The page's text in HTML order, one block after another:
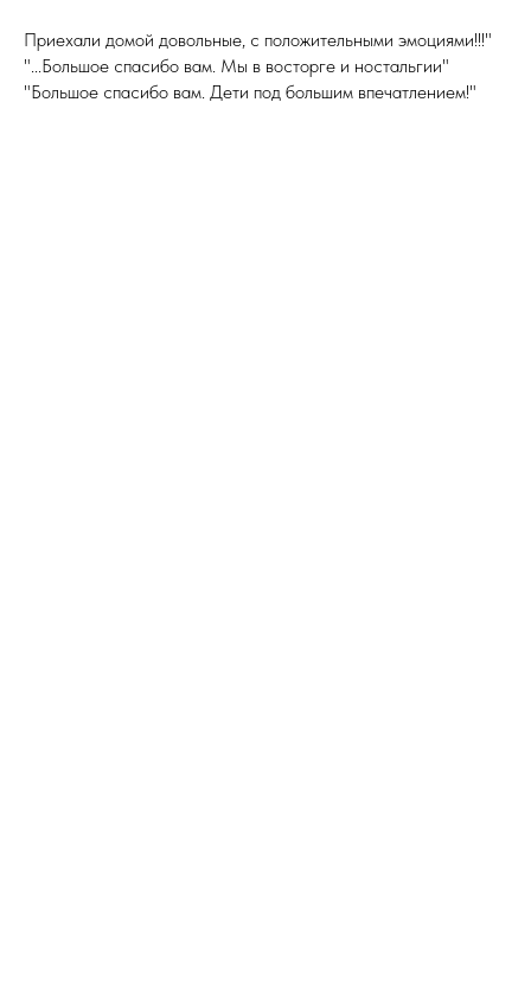
Приехали домой довольные, с положительными эмоциями!!!"
"...Большое спасибо вам. Мы в восторге и ностальгии"
"Большое спасибо вам. Дети под большим впечатлением!"